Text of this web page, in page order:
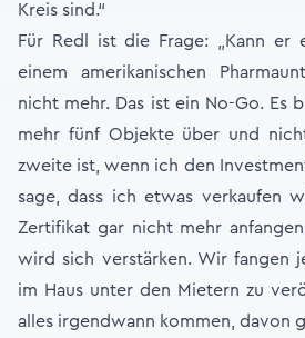
Kreis sind.“
Für Redl ist die Frage: „Kann er
einem amerikanischen
nicht mehr. Das ist ein No-Go. Es
mehr fünf Objekte über und
zweite ist, wenn ich den
sage, dass ich etwas verkaufen
Zertifikat gar nicht mehr
wird sich verstärken. Wir fangen
im Haus unter den Mietern zu
alles irgendwann kommen, davon